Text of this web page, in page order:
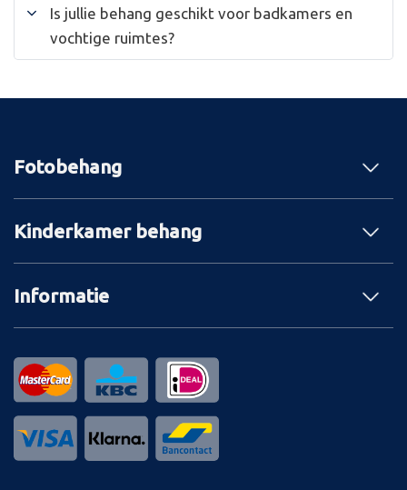
Is jullie behang geschikt voor badkamers en
vochtige ruimtes?
Fotobehang
Kinderkamer behang
Informatie